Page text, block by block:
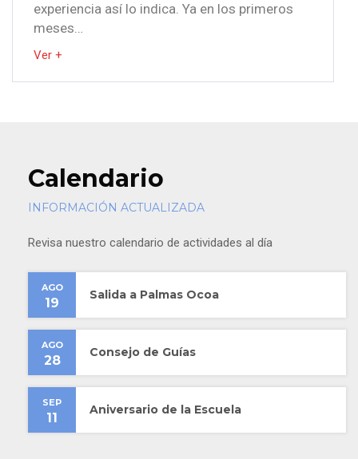
experiencia así lo indica. Ya en los primeros
meses…
Ver +
Calendario
INFORMACIÓN ACTUALIZADA
Revisa nuestro calendario de actividades al día
AGO
19
Salida a Palmas Ocoa
AGO
28
Consejo de Guías
SEP
11
Aniversario de la Escuela